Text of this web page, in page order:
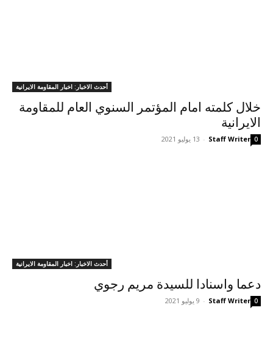
أحدث الاخبار: اخبار المقاومة الايرانية
خلال كلمته امام المؤتمر السنوي العام للمقاومة
الايرانية
Staff Writer
- 13 يوليو 2021 0
أحدث الاخبار: اخبار المقاومة الايرانية
دعما واسنادا للسيدة مريم رجوي
Staff Writer
- 9 يوليو 2021 0